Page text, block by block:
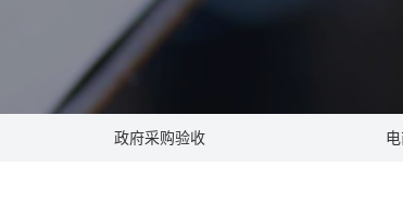
政府采购验收